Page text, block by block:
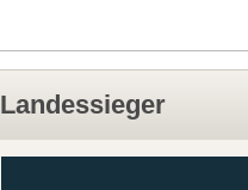
Landessieger